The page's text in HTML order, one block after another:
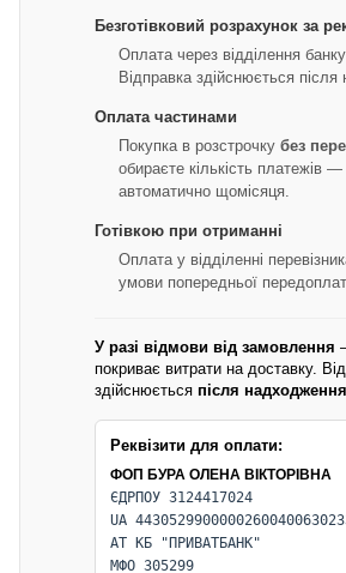
Безготівковий розрахунок за
Оплата через відділення
Відправка здійснюється
Оплата частинами
Покупка в розстрочку без
обираєте кількість платежів
автоматично щомісяця.
Готівкою при отриманні
Оплата у відділенні
умови попередньої
У разі відмови від замовлення
покриває витрати на доставку.
здійснюється після
Реквізити для оплати:
ФОП БУРА ОЛЕНА ВІКТОРІВНА
ЄДРПОУ 3124417024
UA
АТ КБ "ПРИВАТБАНК"
МФО 305299